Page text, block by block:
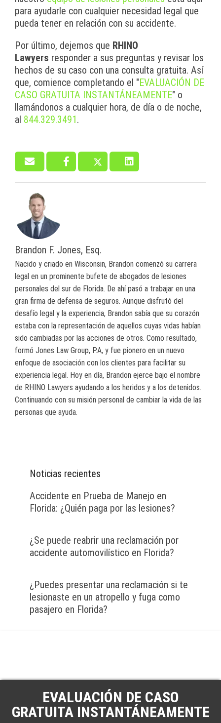
para ayudarle con cualquier necesidad legal que
pueda tener en relación con su accidente.
Por último, dejemos que RHINO
Lawyers responder a sus preguntas y revisar los
hechos de su caso con una consulta gratuita. Así
que, comience completando el "EVALUACIÓN DE
CASO GRATUITA INSTANTÁNEAMENTE" o
llamándonos a cualquier hora, de día o de noche,
al 844.329.3491.
Brandon F. Jones, Esq.
Nacido y criado en Wisconsin, Brandon comenzó su carrera
legal en un prominente bufete de abogados de lesiones
personales del sur de Florida. De ahí pasó a trabajar en una
gran firma de defensa de seguros. Aunque disfrutó del
desafío legal y la experiencia, Brandon sabía que su corazón
estaba con la representación de aquellos cuyas vidas habían
sido cambiadas por las acciones de otros. Como resultado,
formó Jones Law Group, P.A, y fue pionero en un nuevo
enfoque de asociación con los clientes para facilitar su
experiencia legal. Hoy en día, Brandon ejerce bajo el nombre
de RHINO Lawyers ayudando a los heridos y a los detenidos.
Continuando con su misión personal de cambiar la vida de las
personas que ayuda.
Noticias recientes
Accidente en Prueba de Manejo en
Florida: ¿Quién paga por las lesiones?
¿Se puede reabrir una reclamación por
accidente automovilístico en Florida?
¿Puedes presentar una reclamación si te
lesionaste en un atropello y fuga como
pasajero en Florida?
EVALUACIÓN DE CASO
GRATUITA INSTANTÁNEAMENTE